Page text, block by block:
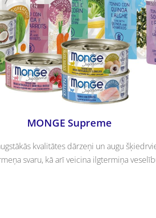
MONGE Supreme
kvalitātes dārzeņi un augu
svaru, kā arī veicina ilgtermiņa